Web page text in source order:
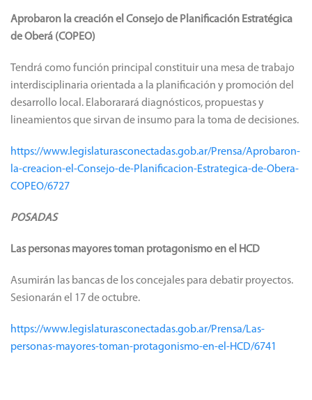
Aprobaron la creación el Consejo de Planificación Estratégica
de Oberá (COPEO)
Tendrá como función principal constituir una mesa de trabajo
interdisciplinaria orientada a la planificación y promoción del
desarrollo local. Elaborarará diagnósticos, propuestas y
lineamientos que sirvan de insumo para la toma de decisiones.
https://www.legislaturasconectadas.gob.ar/Prensa/Aprobaron-
la-creacion-el-Consejo-de-Planificacion-Estrategica-de-Obera-
COPEO/6727
POSADAS
Las personas mayores toman protagonismo en el HCD
Asumirán las bancas de los concejales para debatir proyectos.
Sesionarán el 17 de octubre.
https://www.legislaturasconectadas.gob.ar/Prensa/Las-
personas-mayores-toman-protagonismo-en-el-HCD/6741